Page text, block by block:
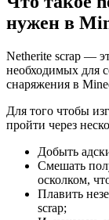
нужен в
Netherite scrap —
необходимых для
снаряжения в
Для того чтобы
пройти через
Добыть
Смешать
осколком,
Плавить
scrap;